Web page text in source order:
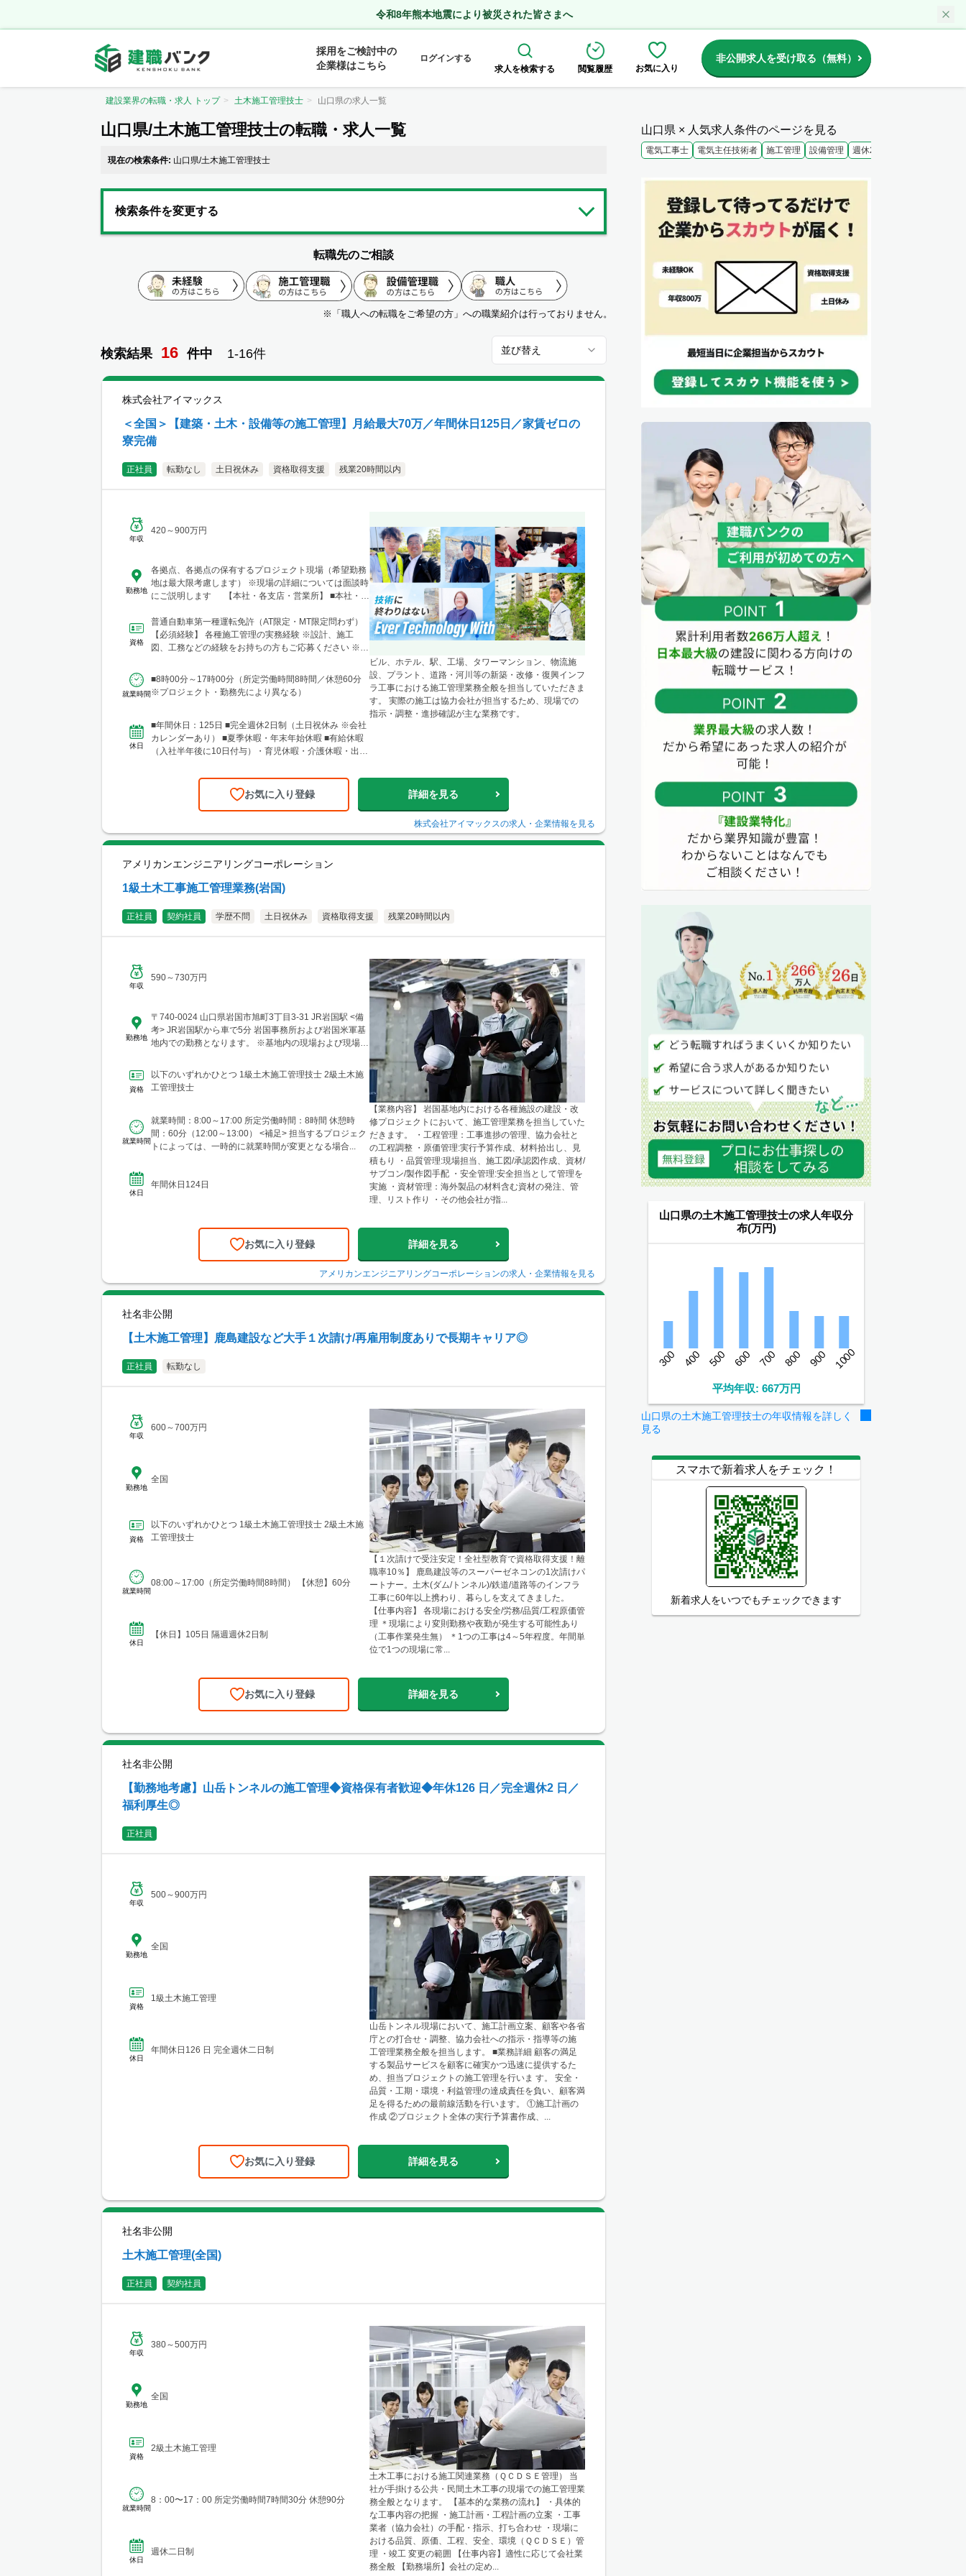
令和8年熊本地震により被災された皆さまへ
採用をご検討中の
企業様はこちら
ログインする
求人を検索する
閲覧履歴 お気に入り
非公開求人を受け取る（無料）
建設業界の転職・求人 トップ 土木施工管理技士 山口県の求人一覧
山口県/土木施工管理技士の転職・求人一覧
現在の検索条件: 山口県/土木施工管理技士
検索条件を変更する
転職先のご相談
※「職人への転職をご希望の方」への職業紹介は行っておりません。
検索結果 16 件中 1-16件 並び替え
株式会社アイマックス
＜全国＞【建築・土木・設備等の施工管理】月給最大70万／年間休日125日／家賃ゼロの
寮完備
正社員 転勤なし 土日祝休み 資格取得支援 残業20時間以内
年収
420～900万円
勤務地
各拠点、各拠点の保有するプロジェクト現場（希望勤務
地は最大限考慮します） ※現場の詳細については面談時
にご説明します 【本社・各支店・営業所】 ■本社・関
テートメナー1055 └アクセス：京王線「新宿駅」から徒
歩5分 ※東京都を中心とした首都圏のほか、栃木・群
馬・茨城・埼玉・山梨・千葉・神奈川などに関東圏内の
区中央1丁目7-4（アーケード内） 宮城商事ビル4F ※宮
城県エリアのほか、青森・岩手・秋田・山形・福島など
に現場あり ■北日本支店 札幌営業所・建設総合技術セ
13 NKエルムビル1F └アクセス：地下鉄「北12条駅」徒
歩3分、JR「札幌駅」徒歩9分 ※札幌を中心とした道央
圏のほか、道南・道東・道北の各地区（小樽・千歳・岩
所 兵庫県神戸市中央区東町122-2 港都ビル8階 └アクセ
ス：「三宮・花時計前駅」から徒歩2分、「三宮駅」か
ら徒歩8分 ※関西、近畿圏を中心としたエリアのほか、
前第3ビル5階10号 └アクセス：阪急電鉄「大阪梅田
良好 ※関西、近畿圏を中心としたエリアのほか、東海・
北陸エリアにも現場あり。
資格
普通自動車第一種運転免許（AT限定・MT限定問わず）
【必須経験】 各種施工管理の実務経験 ※設計、施工
図、工務などの経験をお持ちの方もご応募ください ※経
就業時間
■8時00分～17時00分（所定労働時間8時間／休憩60分
※プロジェクト・勤務先により異なる）
休日
■年間休日：125日 ■完全週休2日制（土日祝休み ※会社
カレンダーあり） ■夏季休暇・年末年始休暇 ■有給休暇
（入社半年後に10日付与）・育児休暇・介護休暇・出張
ビル、ホテル、駅、工場、タワーマンション、物流施
設、プラント、道路・河川等の新築・改修・復興インフ
ラ工事における施工管理業務全般を担当していただきま
す。 実際の施工は協力会社が担当するため、現場での
指示・調整・進捗確認が主な業務です。
お気に入り登録 詳細を見る
株式会社アイマックスの求人・企業情報を見る
アメリカンエンジニアリングコーポレーション
1級土木工事施工管理業務(岩国)
正社員 契約社員 学歴不問 土日祝休み 資格取得支援 残業20時間以内
年収
590～730万円
勤務地
〒740-0024 山口県岩国市旭町3丁目3-31 JR岩国駅 <備
考> JR岩国駅から車で5分 岩国事務所および岩国米軍基
地内での勤務となります。 ※基地内の現場および現場事
資格
以下のいずれかひとつ 1級土木施工管理技士 2級土木施
工管理技士
就業時間
就業時間：8:00～17:00 所定労働時間：8時間 休憩時
間：60分（12:00～13:00） <補足> 担当するプロジェク
トによっては、一時的に就業時間が変更となる場合...
休日
年間休日124日
【業務内容】 岩国基地内における各種施設の建設・改
修プロジェクトにおいて、施工管理業務を担当していた
だきます。 ・工程管理：工事進捗の管理、協力会社と
の工程調整 ・原価管理:実行予算作成、材料拾出し、見
積もり ・品質管理:現場担当、施工図/承認図作成、資材/
サブコン/製作図手配 ・安全管理:安全担当として管理を
実施 ・資材管理：海外製品の材料含む資材の発注、管
理、リスト作り ・その他会社が指...
お気に入り登録 詳細を見る
アメリカンエンジニアリングコーポレーションの求人・企業情報を見る
社名非公開
【土木施工管理】鹿島建設など大手１次請け/再雇用制度ありで長期キャリア◎
正社員 転勤なし
年収
600～700万円
勤務地
全国
資格
以下のいずれかひとつ 1級土木施工管理技士 2級土木施
工管理技士
就業時間
08:00～17:00（所定労働時間8時間） 【休憩】60分
休日
【休日】105日 隔週週休2日制
【１次請けで受注安定！全社型教育で資格取得支援！離
職率10％】 鹿島建設等のスーパーゼネコンの1次請けパ
ートナー。土木(ダム/トンネル)/鉄道/道路等のインフラ
工事に60年以上携わり、暮らしを支えてきました。
【仕事内容】 各現場における安全/労務/品質/工程原価管
理 ＊現場により変則勤務や夜勤が発生する可能性あり
（工事作業発生無） ＊1つの工事は4～5年程度。年間単
位で1つの現場に常...
お気に入り登録 詳細を見る
社名非公開
【勤務地考慮】山岳トンネルの施工管理◆資格保有者歓迎◆年休126 日／完全週休2 日／
福利厚生◎
正社員
年収
500～900万円
勤務地
全国
資格
1級土木施工管理
休日
年間休日126 日 完全週休二日制
山岳トンネル現場において、施工計画立案、顧客や各省
庁との打合せ・調整、協力会社への指示・指導等の施
工管理業務全般を担当します。 ■業務詳細 顧客の満足
する製品サービスを顧客に確実かつ迅速に提供するた
め、担当プロジェクトの施工管理を行いま す。 安全・
品質・工期・環境・利益管理の達成責任を負い、顧客満
足を得るための最前線活動を行います。 ①施工計画の
作成 ②プロジェクト全体の実行予算書作成、...
お気に入り登録 詳細を見る
社名非公開
土木施工管理(全国)
正社員 契約社員
年収
380～500万円
勤務地
全国
資格
2級土木施工管理
就業時間
8：00〜17：00 所定労働時間7時間30分 休憩90分
休日
週休二日制
土木工事における施工関連業務（ＱＣＤＳＥ管理） 当
社が手掛ける公共・民間土木工事の現場での施工管理業
務全般となります。 【基本的な業務の流れ】 ・具体的
な工事内容の把握 ・施工計画・工程計画の立案 ・工事
業者（協力会社）の手配・指示、打ち合わせ ・現場に
おける品質、原価、工程、安全、環境（ＱＣＤＳＥ）管
理 ・竣工 変更の範囲 【仕事内容】適性に応じて会社業
務全般 【勤務場所】会社の定め...
山口県 × 人気求人条件のページを見る
電気工事士 電気主任技術者 施工管理 設備管理 週休2日
山口県の土木施工管理技士の求人年収分
布(万円)
300 400 500 600 700 800 900 1000
平均年収: 667万円
山口県の土木施工管理技士の年収情報を詳しく
見る
スマホで新着求人をチェック！
新着求人をいつでもチェックできます